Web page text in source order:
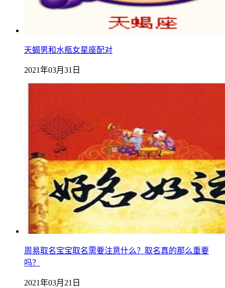
天蝎男和水瓶女星座配对
2021年03月31日
周易取名宝宝取名需要注意什么？取名真的那么重要
吗？
2021年03月21日